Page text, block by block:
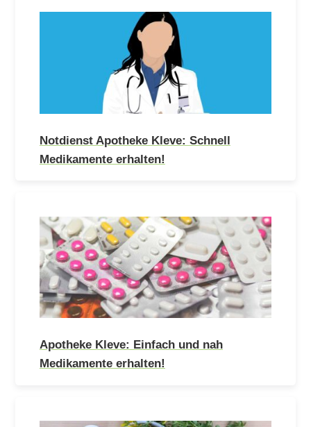
Notdienst Apotheke Kleve: Schnell
Medikamente erhalten!
Apotheke Kleve: Einfach und nah
Medikamente erhalten!